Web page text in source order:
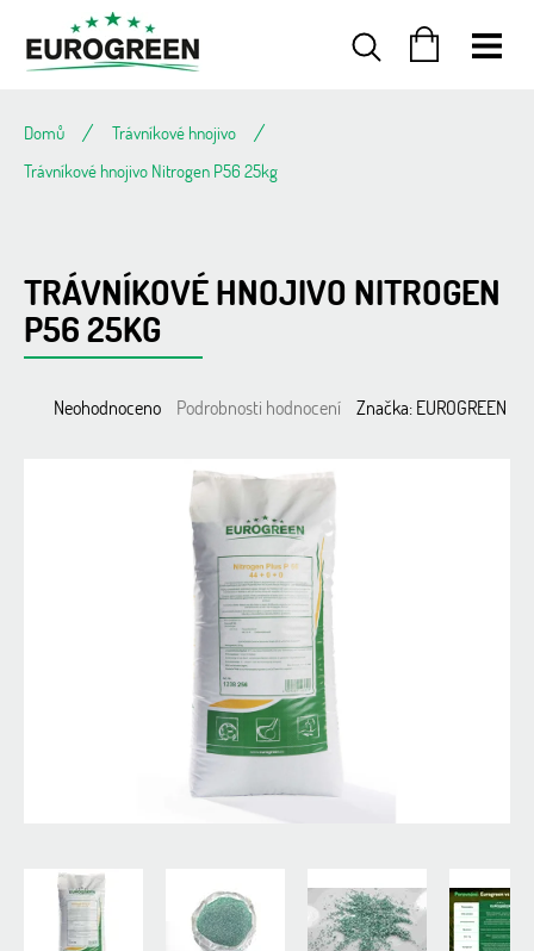
obsah
Domů
Trávníkové hnojivo
Trávníkové hnojivo Nitrogen P56 25kg
TRÁVNÍKOVÉ HNOJIVO NITROGEN
P56 25KG
Průměrné
Neohodnoceno Podrobnosti hodnocení Značka:EUROGREEN